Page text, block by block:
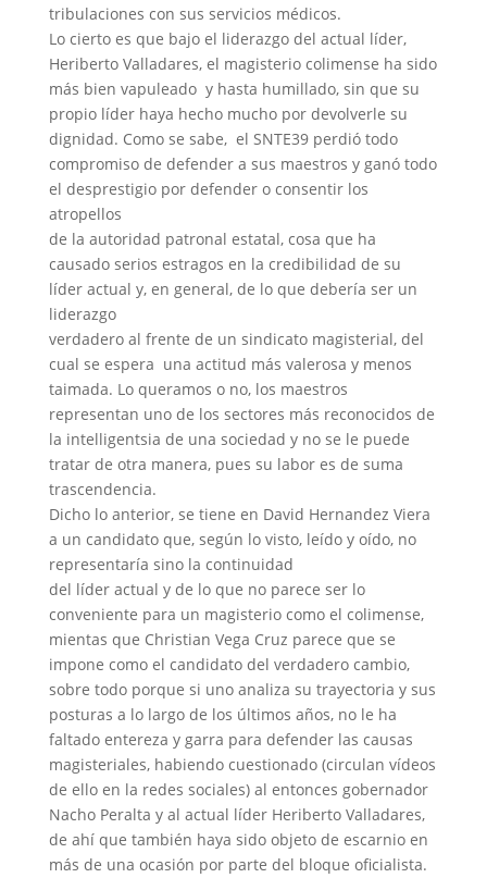
tribulaciones con sus servicios médicos.
Lo cierto es que bajo el liderazgo del actual líder,
Heriberto Valladares, el magisterio colimense ha sido
más bien vapuleado y hasta humillado, sin que su
propio líder haya hecho mucho por devolverle su
dignidad. Como se sabe, el SNTE39 perdió todo
compromiso de defender a sus maestros y ganó todo
el desprestigio por defender o consentir los
atropellos
de la autoridad patronal estatal, cosa que ha
causado serios estragos en la credibilidad de su
líder actual y, en general, de lo que debería ser un
liderazgo
verdadero al frente de un sindicato magisterial, del
cual se espera una actitud más valerosa y menos
taimada. Lo queramos o no, los maestros
representan uno de los sectores más reconocidos de
la intelligentsia de una sociedad y no se le puede
tratar de otra manera, pues su labor es de suma
trascendencia.
Dicho lo anterior, se tiene en David Hernandez Viera
a un candidato que, según lo visto, leído y oído, no
representaría sino la continuidad
del líder actual y de lo que no parece ser lo
conveniente para un magisterio como el colimense,
mientas que Christian Vega Cruz parece que se
impone como el candidato del verdadero cambio,
sobre todo porque si uno analiza su trayectoria y sus
posturas a lo largo de los últimos años, no le ha
faltado entereza y garra para defender las causas
magisteriales, habiendo cuestionado (circulan vídeos
de ello en la redes sociales) al entonces gobernador
Nacho Peralta y al actual líder Heriberto Valladares,
de ahí que también haya sido objeto de escarnio en
más de una ocasión por parte del bloque oficialista.